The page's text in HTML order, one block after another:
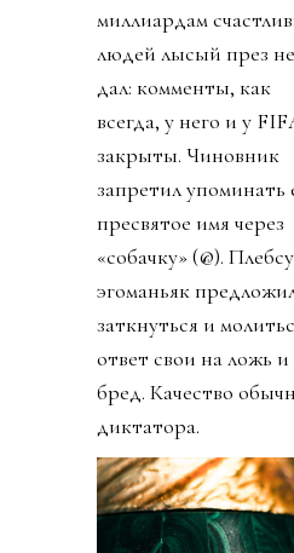
миллиардам
людей лысый през не
дал: комменты, как
всегда, у него и у
закрыты. Чиновник
запретил упоминать
пресвятое имя через
«собачку» (@). Плебсу
эгоманьяк
заткнуться и
ответ свои на ложь и
бред. Качество
диктатора.